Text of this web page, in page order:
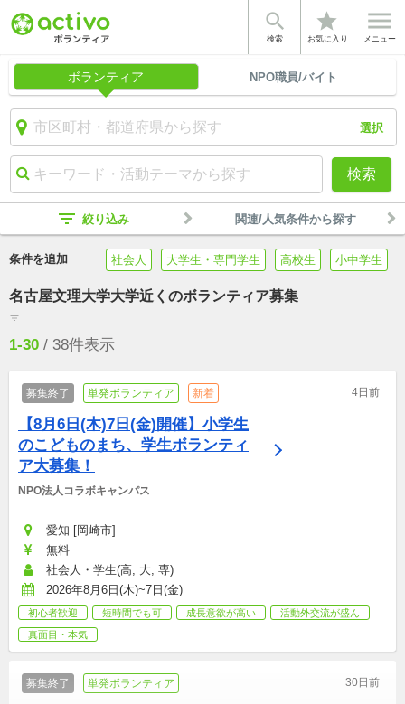

検索
star
お気に入り

メニュー
ボランティア NPO職員/バイト
選択
検索
filter_list 絞り込み 関連/人気条件から探す
条件を追加 社会人 大学生・専門学生 高校生 小中学生
名古屋文理大学大学近くのボランティア募集
filter_list
1-30 / 38件表示
募集終了 単発ボランティア 新着 4日前
【8月6日(木)7日(金)開催】小学生
のこどものまち、学生ボランティ
ア大募集！
NPO法人コラボキャンパス
愛知 [岡崎市]
無料
社会人・学生(高, 大, 専)
2026年8月6日(木)~7日(金)
初心者歓迎 短時間でも可 成長意欲が高い
活動外交流が盛ん
真面目・本気
募集終了 単発ボランティア 30日前